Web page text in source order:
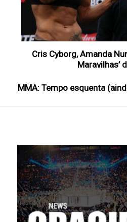
Cris Cyborg, Amanda
Maravilhas’
MMA: Tempo esquenta